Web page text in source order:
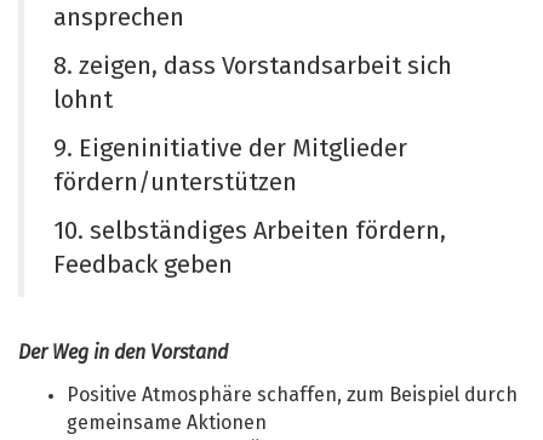
ansprechen
8. zeigen, dass Vorstandsarbeit sich
lohnt
9. Eigeninitiative der Mitglieder
fördern/unterstützen
10. selbständiges Arbeiten fördern,
Feedback geben
Der Weg in den Vorstand
Positive Atmosphäre schaffen, zum Beispiel durch
gemeinsame Aktionen